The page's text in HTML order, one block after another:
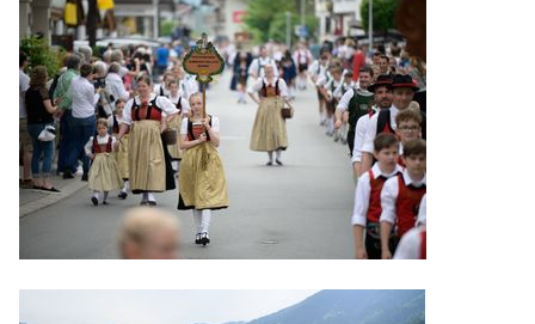
IMPRESSIONEN
Videos
Gauder Fest 2026
Gauder Fest 2025
Gauder Fest 2024
Gauder Fest 2023
Gauder Fest 2022